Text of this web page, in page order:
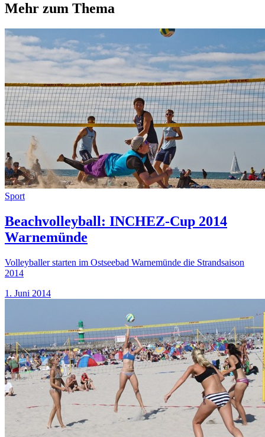
Mehr zum Thema
Sport
Beachvolleyball: INCHEZ-Cup 2014
Warnemünde
Volleyballer starten im Ostseebad Warnemünde die Strandsaison
2014
1. Juni 2014